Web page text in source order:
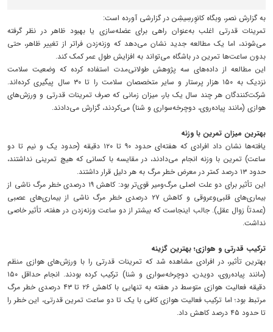
به گزارش نصر، وبگاه کانوِرسِیشِن در گزارشی آورده است:
تمرینات قدرتی اغلب به‌عنوان راهی برای عضله‌سازی یا بهبود ظاهر در نظر گرفته
می‌شوند، اما یک مطالعه جدید نشان می‌دهد که وزنه‌زدن فراتر از تغییر ظاهر، حتی
بدون ساعت‌ها تمرین در باشگاه می‌تواند به افزایش طول عمر کمک کند.
این مطالعه از داده‌های سه پژوهش طولانی‌مدت استفاده کرده که وضعیت سلامت
نزدیک به ۱۵۰ هزار پرستار و سایر متخصصان سلامت را تا ۳۰ سال پیگیری کرده‌اند.
شرکت‌کنندگان هر چند سال یک بار، میزان زمانی که صرف تمرینات قدرتی و ورزش‌های
هوازی (مانند پیاده‌روی، دوچرخه‌سواری و شنا) می‌کردند، گزارش می‌دادند.
بهترین میزان تمرین با وزنه
یافته‌ها نشان داد افرادی که هفته‌ای حدود ۹۰ تا ۱۲۰ دقیقه (حدود یک و نیم تا دو
ساعت) تمرین با وزنه انجام می‌دادند، در مقایسه با کسانی که هیچ تمرینی نداشتند،
حدود ۱۳ درصد کمتر در معرض خطر مرگ به هر دلیل قرار داشتند.
این تأثیر برای دو علت اصلی مرگ‌ومیر قوی‌تر بود: کاهش ۱۹ درصدی خطر مرگ ناشی از
بیماری‌های قلبی‌وعروقی و کاهش ۲۷ درصدی خطر مرگ ناشی از بیماری‌های عصبی
(عمدتاً زوال عقل). جالب اینجاست که بیشتر از دو ساعت وزنه‌زدن در هفته، تأثیر خاصی
نداشت.
ترکیب قدرتی و هوازی؛ بهترین گزینه
بهترین تأثیر، در افرادی مشاهده شد که تمرینات قدرتی را با ورزش‌های هوازی منظم
(مانند پیاده‌روی، دویدن، دوچرخه‌سواری و شنا) ترکیب کرده بودند. انجام حداقل ۱۵۰
دقیقه فعالیت هوازی متوسط در هفته به تنهایی با کاهش ۲۶ تا ۴۳ درصدی خطر مرگ
مرتبط بود؛ اما ترکیب فعالیت هوازی کافی با یک تا دو ساعت تمرین قدرتی، این خطر را
تا حدود ۴۵ درصد کاهش داد.